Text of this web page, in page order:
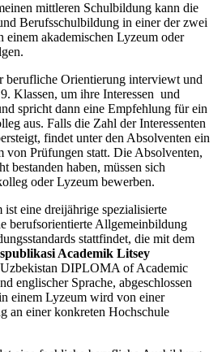
mittleren Schulbildung kann die
Berufsschulbildung in einer der zwei
akademischen Lyzeum oder
berufliche Orientierung interviewt und
Klassen, um ihre Interessen und
spricht dann eine Empfehlung für ein
aus. Falls die Zahl der Interessenten
findet unter den Absolventen ein
von Prüfungen statt. Die Absolventen,
bestanden haben, müssen sich
oder Lyzeum bewerben.
eine dreijährige spezialisierte
berufsorientierte Allgemeinbildung
stattfindet, die mit dem
Academik Litsey
DIPLOMA of Academic
englischer Sprache, abgeschlossen
einem Lyzeum wird von einer
an einer konkreten Hochschule